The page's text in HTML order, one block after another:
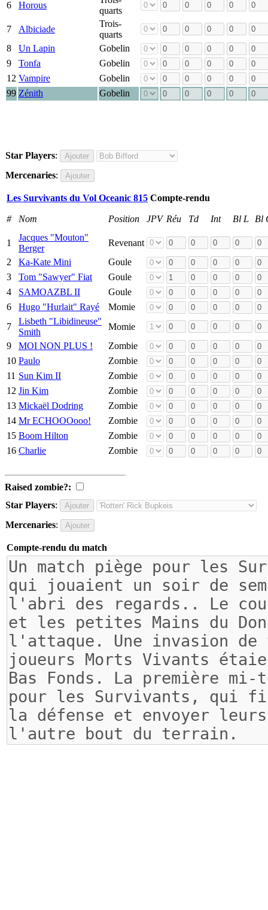
6 Horous
quarts
7
Albiciade
Trois-
quarts
8
Un Lapin
Gobelin
9
Tonfa
Gobelin
12 Vampire
Gobelin
99 Zénith Gobelin
Star Players:
Mercenaries:
Les Survivants du Vol Oceanic 815 Compte-rendu
# Nom Position JPV Réu Td Int Bl L Bl
1
Jacques "Mouton"
Berger
Revenant
2
Ka-Kate Mini
Goule
3
Tom "Sawyer" Fiat
Goule
4
SAMOAZBL II
Goule
6
Hugo "Hurlait" Rayé
Momie
7
Lisbeth "Libidineuse"
Smith
Momie
9
MOI NON PLUS !
Zombie
10 Paulo
Zombie
11 Sun Kim II
Zombie
12 Jin Kim
Zombie
13 Mickaël Dodring
Zombie
14 Mr ECHOOOooo!
Zombie
15 Boom Hilton
Zombie
16 Charlie Zombie
Raised zombie?:
Star Players:
Mercenaries:
Compte-rendu du match